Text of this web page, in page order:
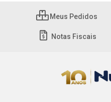
Meus Pedidos
Notas Fiscais